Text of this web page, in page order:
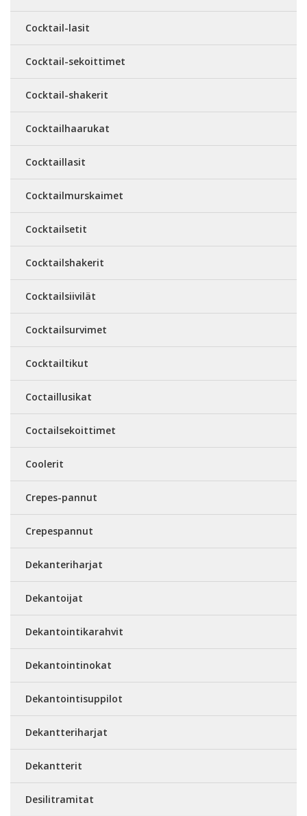
Cocktail-lasit
Cocktail-sekoittimet
Cocktail-shakerit
Cocktailhaarukat
Cocktaillasit
Cocktailmurskaimet
Cocktailsetit
Cocktailshakerit
Cocktailsiivilät
Cocktailsurvimet
Cocktailtikut
Coctaillusikat
Coctailsekoittimet
Coolerit
Crepes-pannut
Crepespannut
Dekanteriharjat
Dekantoijat
Dekantointikarahvit
Dekantointinokat
Dekantointisuppilot
Dekantteriharjat
Dekantterit
Desilitramitat